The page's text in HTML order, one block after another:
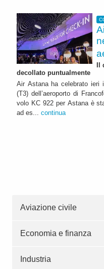
decollato puntualmente
Air Astana ha celebrato ieri
(T3) dell’aeroporto di
volo KC 922 per Astana è
ad es... continua
Aviazione civile
Economia e finanza
Industria